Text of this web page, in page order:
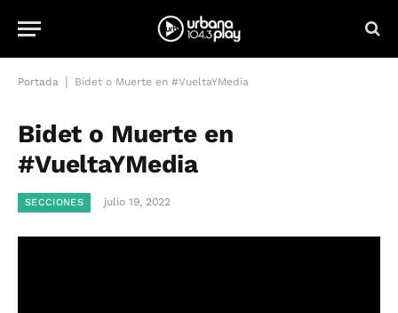
Portada Bidet o Muerte en #VueltaYMedia
Bidet o Muerte en
#VueltaYMedia
SECCIONES julio 19, 2022